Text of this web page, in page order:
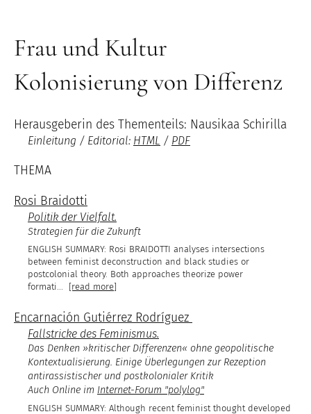
Frau und Kultur
Kolonisierung von Differenz
Herausgeberin des Thementeils: Nausikaa Schirilla
Einleitung / Editorial: HTML / PDF
THEMA
Rosi Braidotti
Politik der Vielfalt.
Strategien für die Zukunft
Rosi BRAIDOTTI analyses intersections
between feminist deconstruction and black studies or
postcolonial theory. Both approaches theorize power
formati... [read more]
Encarnación Gutiérrez Rodríguez
Fallstricke des Feminismus.
Das Denken »kritischer Differenzen« ohne geopolitische
Kontextualisierung. Einige Überlegungen zur Rezeption
antirassistischer und postkolonialer Kritik
Auch Online im Internet-Forum "polylog"
Although recent feminist thought developed